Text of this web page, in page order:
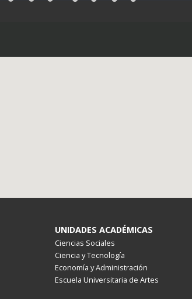
UNIDADES ACADÉMICAS
Ciencias Sociales
Ciencia y Tecnología
Economía y Administración
Escuela Universitaria de Artes